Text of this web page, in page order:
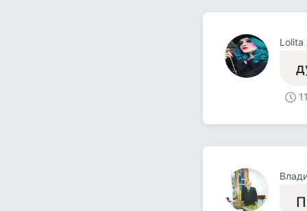
Lolita